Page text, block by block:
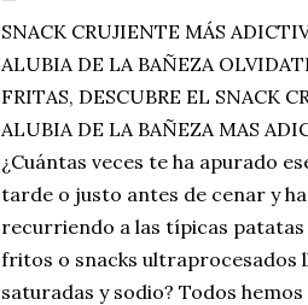
SNACK CRUJIENTE MÁS
ALUBIA DE LA BAÑEZA
FRITAS, DESCUBRE EL SNACK
ALUBIA DE LA BAÑEZA MAS
¿Cuántas veces te ha apurado
tarde o justo antes de cenar y
recurriendo a las típicas
fritos o snacks ultraprocesados
saturadas y sodio? Todos